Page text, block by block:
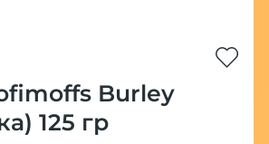
Burley
125 гр